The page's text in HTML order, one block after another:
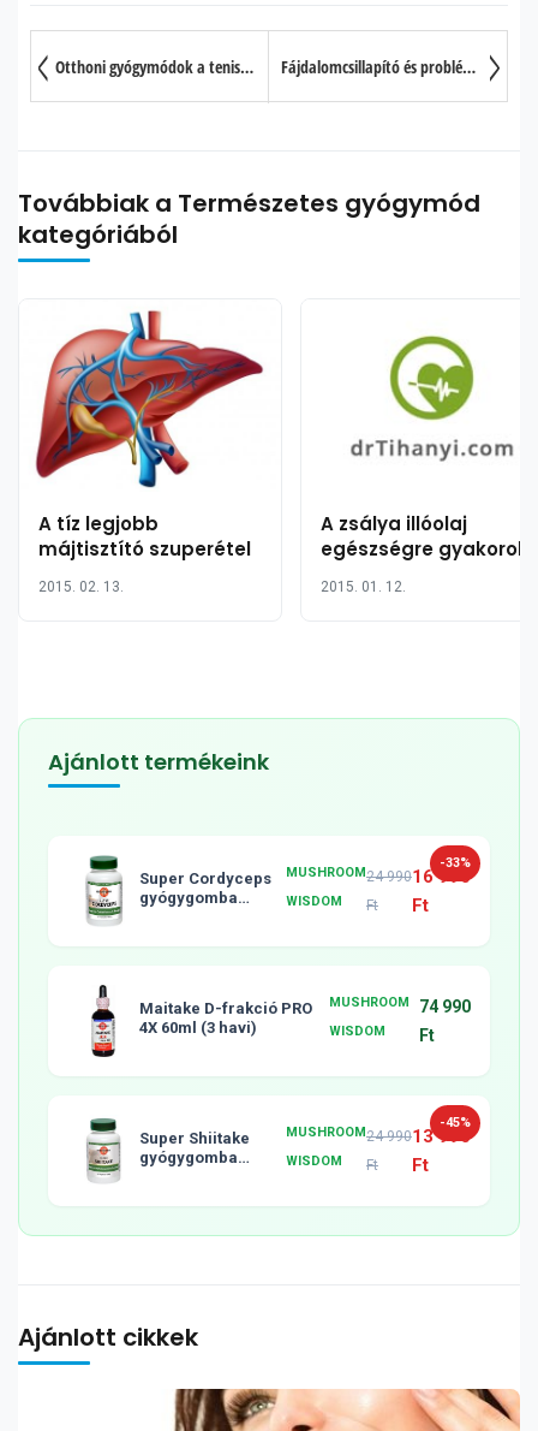
Otthoni gyógymódok a teniszkönyök kezelésére Fájdalomcsillapító és problémaűző akupresszúrás pontok
Továbbiak a Természetes gyógymód
kategóriából
A tíz legjobb
májtisztító szuperétel
2015. 02. 13.
A zsálya illóolaj
egészségre gyakorolt
pontban
2015. 01. 12.
Ajánlott termékeink
-33%
Super Cordyceps
gyógygomba
MUSHROOM
WISDOM
24 990
Ft
16 990
Ft
Maitake D-frakció PRO
4X 60ml (3 havi)
MUSHROOM
WISDOM
74 990
Ft
-45%
Super Shiitake
gyógygomba
MUSHROOM
WISDOM
24 990
Ft
13 990
Ft
Ajánlott cikkek